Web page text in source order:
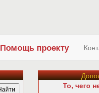
Помощь проекту
То, чего